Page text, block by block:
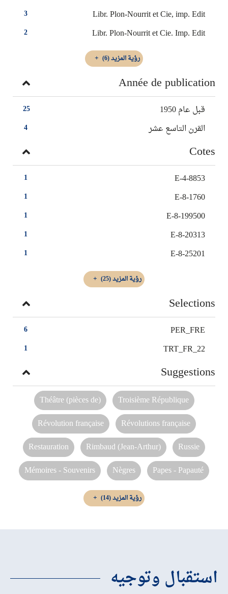
3 Libr. Plon-Nourrit et Cie, imp. Edit
2 Libr. Plon-Nourrit et Cie. Imp. Edit
رؤية المزيد(6)
Année de publication
25 قبل عام 1950
4 القرن التاسع عشر
Cotes
1 E-4-8853
1 E-8-1760
1 E-8-199500
1 E-8-20313
1 E-8-25201
رؤية المزيد(25)
Selections
6 PER_FRE
1 TRT_FR_22
Suggestions
Troisième République
Théâtre (pièces de)
Révolutions française
Révolution française
Russie
Rimbaud (Jean-Arthur)
Restauration
Papes - Papauté
Nègres
Mémoires - Souvenirs
رؤية المزيد(14)
استقبال وتوجيه